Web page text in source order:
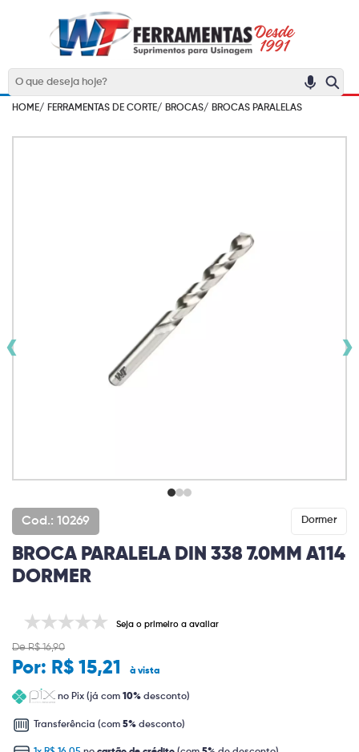
HOME/ FERRAMENTAS DE CORTE/ BROCAS/ BROCAS PARALELAS
‹ ›
Cod.: 10269 Dormer
BROCA PARALELA DIN 338 7.0MM A114
DORMER
Seja o primeiro a avaliar
De R$ 16,90
Por: R$ 15,21 à vista
no Pix (já com 10% desconto)
Transferência (com 5% desconto)